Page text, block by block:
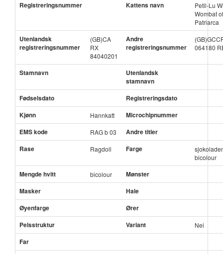
Registreringsnummer Kattens navn
Petil-Lu
Wombat of
Patriarca
Utenlandsk
registreringsnummer
(GB)CA
RX
84040201
Andre
registreringsnummer
064180
Stamnavn
Utenlandsk
stamnavn
Fødselsdato
Registreringsdato
Kjønn
Hannkatt
Microchipnummer
EMS kode
RAG b 03
Andre titler
Rase
Ragdoll Farge
bicolour
Mengde hvitt bicolour
Mønster
Masker
Hale
Øyenfarge
Ører
Pelsstruktur
Variant Nei
Far